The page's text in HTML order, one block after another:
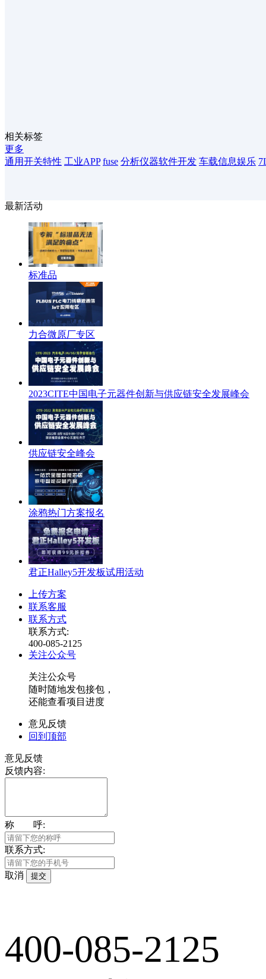
相关标签
更多
通用开关特性 工业APP fuse 分析仪器软件开发 车载信息娱乐
最新活动
标准品
力合微原厂专区
2023CITE中国电子元器件创新与供应链安全发展峰会
供应链安全峰会
涂鸦热门方案报名
君正Halley5开发板试用活动
上传方案
联系客服
联系方式
联系方式:
400-085-2125
关注公众号
关注公众号
随时随地发包接包，
还能查看项目进度
意见反馈
回到顶部
意见反馈
反馈内容:
称 呼:
联系方式:
取消 提交
400-085-2125